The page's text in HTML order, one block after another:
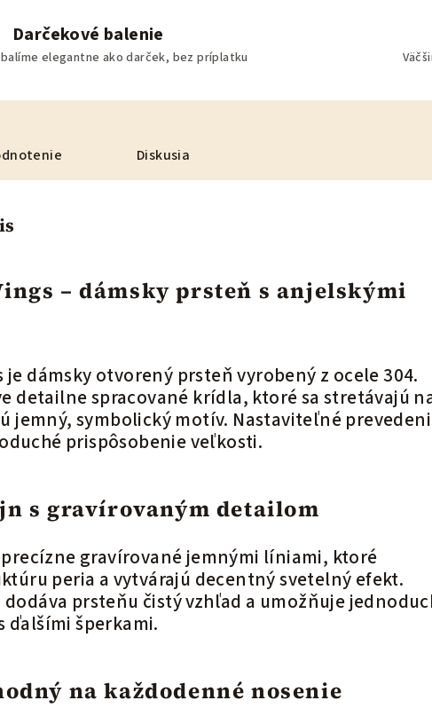
Darčekové balenie
elegantne ako darček, bez príplatku
Diskusia
– dámsky prsteň s anjelskými
dámsky otvorený prsteň vyrobený z ocele 304.
detailne spracované krídla, ktoré sa stretávajú
jemný, symbolický motív. Nastaviteľné
prispôsobenie veľkosti.
s gravírovaným detailom
gravírované jemnými líniami, ktoré
peria a vytvárajú decentný svetelný efekt.
prsteňu čistý vzhľad a umožňuje
ďalšími šperkami.
na každodenné nosenie